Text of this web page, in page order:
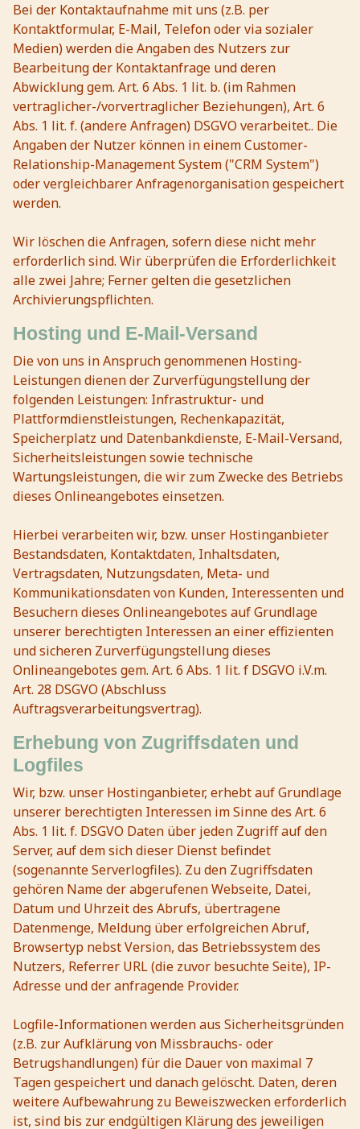
Bei der Kontaktaufnahme mit uns (z.B. per
Kontaktformular, E-Mail, Telefon oder via sozialer
Medien) werden die Angaben des Nutzers zur
Bearbeitung der Kontaktanfrage und deren
Abwicklung gem. Art. 6 Abs. 1 lit. b. (im Rahmen
vertraglicher-/vorvertraglicher Beziehungen), Art. 6
Abs. 1 lit. f. (andere Anfragen) DSGVO verarbeitet.. Die
Angaben der Nutzer können in einem Customer-
Relationship-Management System ("CRM System")
oder vergleichbarer Anfragenorganisation gespeichert
werden.
Wir löschen die Anfragen, sofern diese nicht mehr
erforderlich sind. Wir überprüfen die Erforderlichkeit
alle zwei Jahre; Ferner gelten die gesetzlichen
Archivierungspflichten.
Hosting und E-Mail-Versand
Die von uns in Anspruch genommenen Hosting-
Leistungen dienen der Zurverfügungstellung der
folgenden Leistungen: Infrastruktur- und
Plattformdienstleistungen, Rechenkapazität,
Speicherplatz und Datenbankdienste, E-Mail-Versand,
Sicherheitsleistungen sowie technische
Wartungsleistungen, die wir zum Zwecke des Betriebs
dieses Onlineangebotes einsetzen.
Hierbei verarbeiten wir, bzw. unser Hostinganbieter
Bestandsdaten, Kontaktdaten, Inhaltsdaten,
Vertragsdaten, Nutzungsdaten, Meta- und
Kommunikationsdaten von Kunden, Interessenten und
Besuchern dieses Onlineangebotes auf Grundlage
unserer berechtigten Interessen an einer effizienten
und sicheren Zurverfügungstellung dieses
Onlineangebotes gem. Art. 6 Abs. 1 lit. f DSGVO i.V.m.
Art. 28 DSGVO (Abschluss
Auftragsverarbeitungsvertrag).
Erhebung von Zugriffsdaten und
Logfiles
Wir, bzw. unser Hostinganbieter, erhebt auf Grundlage
unserer berechtigten Interessen im Sinne des Art. 6
Abs. 1 lit. f. DSGVO Daten über jeden Zugriff auf den
Server, auf dem sich dieser Dienst befindet
(sogenannte Serverlogfiles). Zu den Zugriffsdaten
gehören Name der abgerufenen Webseite, Datei,
Datum und Uhrzeit des Abrufs, übertragene
Datenmenge, Meldung über erfolgreichen Abruf,
Browsertyp nebst Version, das Betriebssystem des
Nutzers, Referrer URL (die zuvor besuchte Seite), IP-
Adresse und der anfragende Provider.
Logfile-Informationen werden aus Sicherheitsgründen
(z.B. zur Aufklärung von Missbrauchs- oder
Betrugshandlungen) für die Dauer von maximal 7
Tagen gespeichert und danach gelöscht. Daten, deren
weitere Aufbewahrung zu Beweiszwecken erforderlich
ist, sind bis zur endgültigen Klärung des jeweiligen